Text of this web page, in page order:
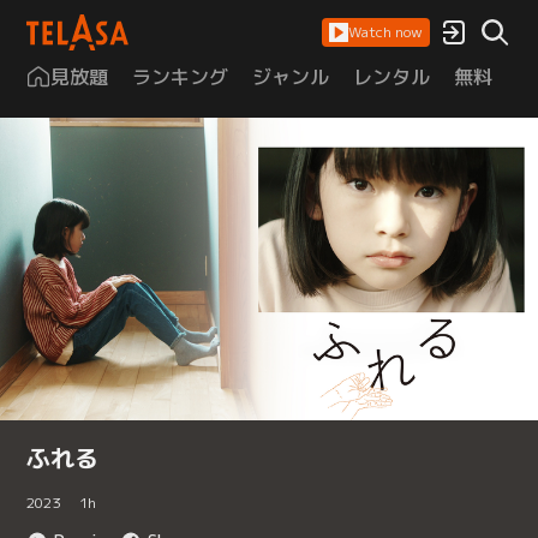
Watch now
見放題 ランキング ジャンル レンタル 無料
ふれる
2023 1h